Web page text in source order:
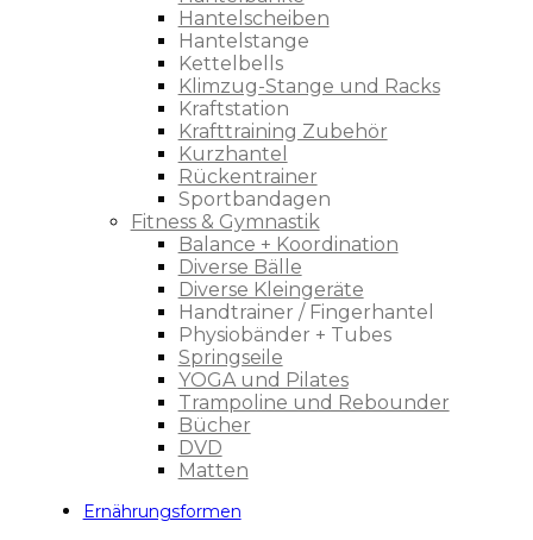
Hantelscheiben
Hantelstange
Kettelbells
Klimzug-Stange und Racks
Kraftstation
Krafttraining Zubehör
Kurzhantel
Rückentrainer
Sportbandagen
Fitness & Gymnastik
Balance + Koordination
Diverse Bälle
Diverse Kleingeräte
Handtrainer / Fingerhantel
Physiobänder + Tubes
Springseile
YOGA und Pilates
Trampoline und Rebounder
Bücher
DVD
Matten
Ernährungsformen